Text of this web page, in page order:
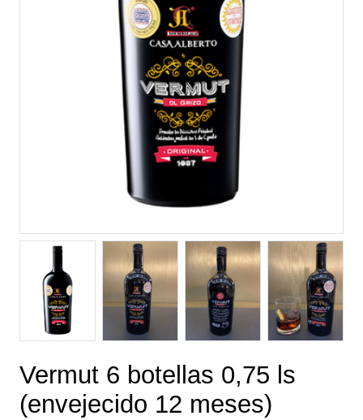
Vermut 6 botellas 0,75 ls
(envejecido 12 meses)